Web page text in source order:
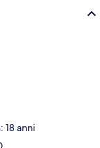
18 anni